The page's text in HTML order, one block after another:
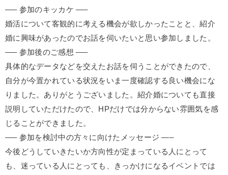
—– 参加のキッカケ —–
婚活について客観的に考える機会が欲しかったことと、紹介
婚に興味があったのでお話を伺いたいと思い参加しました。
—– 参加後のご感想 —–
具体的なデータなどを交えたお話を伺うことができたので、
自分が今置かれている状況をいま一度確認する良い機会にな
りました。ありがとうございました。紹介婚についても直接
説明していただけたので、HPだけでは分からない雰囲気を感
じることができました。
—– 参加を検討中の方々に向けたメッセージ —–
今後どうしていきたいか方向性が定まっている人にとって
も、迷っている人にとっても、きっかけになるイベントでは